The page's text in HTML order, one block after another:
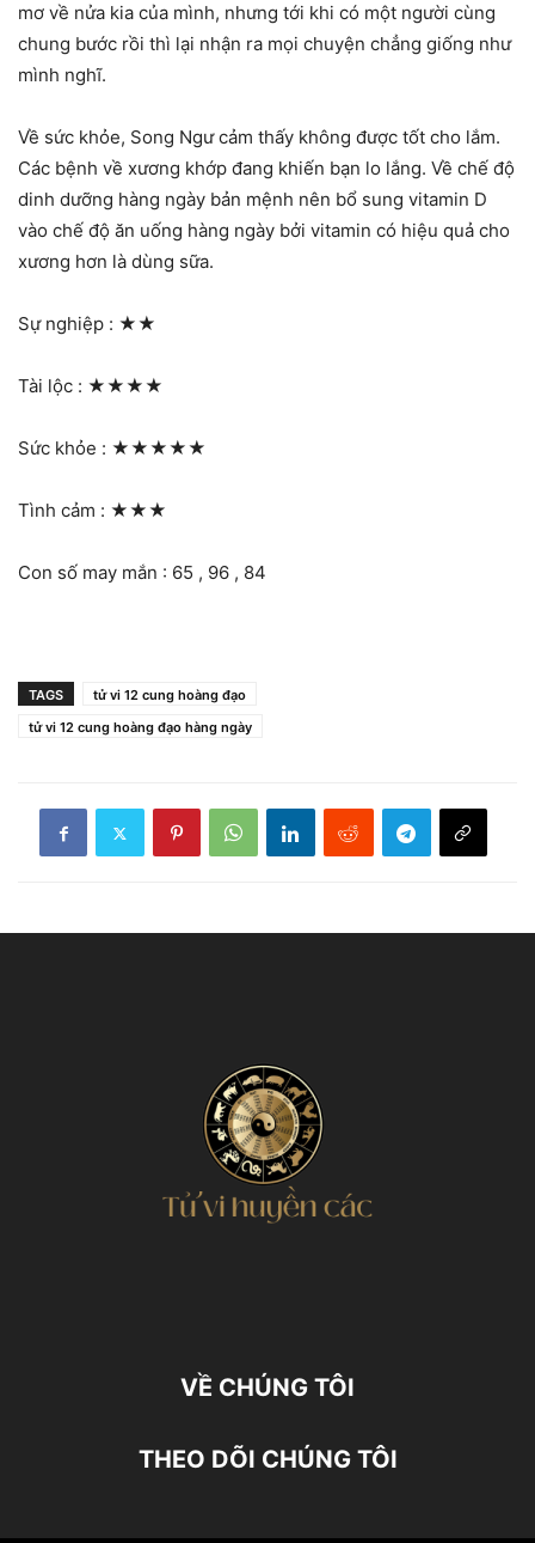
mơ về nửa kia của mình, nhưng tới khi có một người cùng
chung bước rồi thì lại nhận ra mọi chuyện chẳng giống như
mình nghĩ.
Về sức khỏe, Song Ngư cảm thấy không được tốt cho lắm.
Các bệnh về xương khớp đang khiến bạn lo lắng. Về chế độ
dinh dưỡng hàng ngày bản mệnh nên bổ sung vitamin D
vào chế độ ăn uống hàng ngày bởi vitamin có hiệu quả cho
xương hơn là dùng sữa.
Sự nghiệp : ★★
Tài lộc : ★★★★
Sức khỏe : ★★★★★
Tình cảm : ★★★
Con số may mắn : 65 , 96 , 84
TAGS
tử vi 12 cung hoàng đạo
tử vi 12 cung hoàng đạo hàng ngày
VỀ CHÚNG TÔI
THEO DÕI CHÚNG TÔI